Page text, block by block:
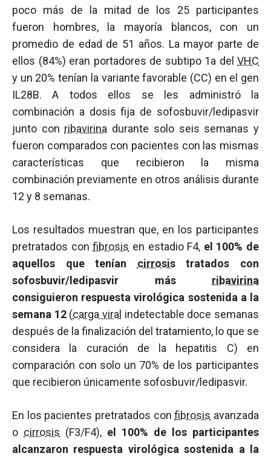
poco más de la mitad de los 25 participantes
fueron hombres, la mayoría blancos, con un
promedio de edad de 51 años. La mayor parte de
ellos (84%) eran portadores de subtipo 1a del VHC
y un 20% tenían la variante favorable (CC) en el gen
IL28B. A todos ellos se les administró la
combinación a dosis fija de sofosbuvir/ledipasvir
junto con ribavirina durante solo seis semanas y
fueron comparados con pacientes con las mismas
características que recibieron la misma
combinación previamente en otros análisis durante
12 y 8 semanas.
Los resultados muestran que, en los participantes
pretratados confibrosis en estadio F4, el 100% de
aquellos que tenían cirrosistratados con
sofosbuvir/ledipasvir más ribavirina
consiguieron respuesta virológica sostenida a la
semana 12(carga viral indetectable doce semanas
después de la finalización del tratamiento, lo que se
considera la curación de la hepatitis C) en
comparación con solo un 70% de los participantes
que recibieron únicamente sofosbuvir/ledipasvir.
En los pacientes pretratados confibrosis avanzada
o cirrosis (F3/F4), el 100% de los participantes
alcanzaron respuesta virológica sostenida a la